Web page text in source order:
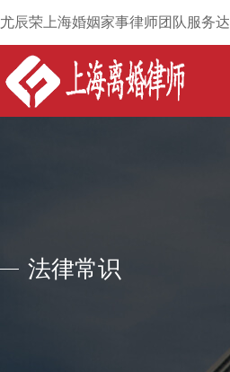
尤辰荣上海婚姻家事律师团队服务达
法律常识